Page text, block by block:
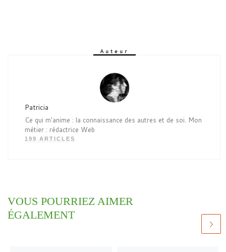
Auteur
Patricia
Ce qui m'anime : la connaissance des autres et de soi. Mon
métier : rédactrice Web
199 ARTICLES
VOUS POURRIEZ AIMER
ÉGALEMENT